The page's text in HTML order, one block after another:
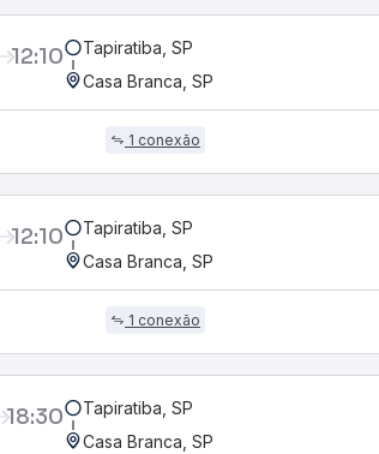
12:10
Tapiratiba, SP
Casa Branca, SP
1 conexão
12:10
Tapiratiba, SP
Casa Branca, SP
1 conexão
18:30
Tapiratiba, SP
Casa Branca, SP